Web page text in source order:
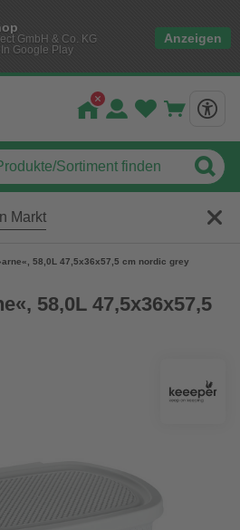
GmbH & Co. KG
Google Play
Anzeigen
Markt
58,0L 47,5x36x57,5 cm nordic grey
58,0L 47,5x36x57,5